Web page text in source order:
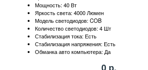
Мощность: 40 Вт
Яркость света: 4000 Люмен
Модель светодиодов: COB
Количество светодиодов: 4 Шт
Стабилизация тока: Есть
Стабилизация напряжения: Есть
Обманка авто компьютера: Да
0р.